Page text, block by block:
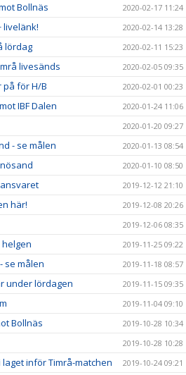
Bollnäs 2020-02-17 11:24
livelänk! 2020-02-14 13:28
lördag 2020-02-11 15:23
livesänds 2020-02-05 09:35
på för H/B 2020-02-01 00:23
IBF Dalen 2020-01-24 11:06
2020-01-20 09:27
- se målen 2020-01-13 08:54
2020-01-10 08:50
2019-12-12 21:10
här! 2019-12-08 20:26
2019-12-06 08:35
2019-11-25 09:22
se målen 2019-11-18 08:57
under lördagen 2019-11-15 09:35
2019-11-04 09:10
Bollnäs 2019-10-28 10:34
2019-10-28 10:28
inför Timrå-matchen 2019-10-24 09:21